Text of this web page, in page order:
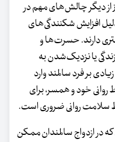
از دیگر چالش‌های مهم در
افزایش شکنندگی‌های
دارند. حسرت‌ها و
یا نزدیک‌شدن به
بر فرد سالمند وارد
روانی خود و همسر، برای
سلامت روانی ضروری است.
در ازدواج سالمندان ممکن